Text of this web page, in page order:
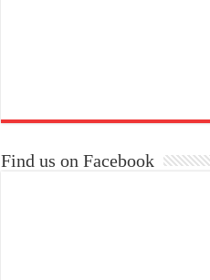
Find us on Facebook